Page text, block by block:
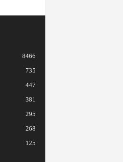
8466
735
447
381
295
268
125